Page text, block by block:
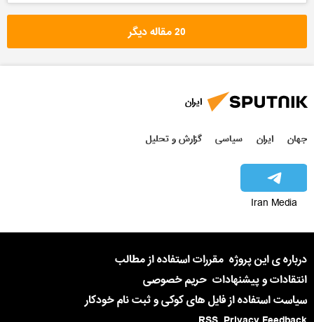
20 مقاله دیگر
ایران
جهان ایران سیاسی گزارش و تحلیل
Iran Media
درباره ی این پروژه مقررات استفاده از مطالب
انتقادات و پیشنهادات حریم خصوصی
سیاست استفاده از فایل های کوکی و ثبت نام خودکار